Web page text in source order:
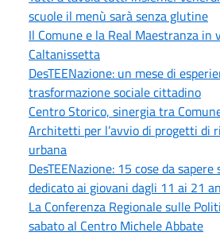
scuole il menù sarà senza glutine
Il Comune e la Real Maestranza in
Caltanissetta
DesTEENazione: un mese di
trasformazione sociale cittadino
Centro Storico, sinergia tra
Architetti per l’avvio di progetti di
urbana
DesTEENazione: 15 cose da
dedicato ai giovani dagli 11 ai 21
La Conferenza Regionale sulle
sabato al Centro Michele Abbate